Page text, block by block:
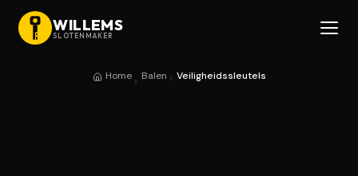
WILLEMS
SLOTENMAKER
Home Balen Veiligheidssleutels